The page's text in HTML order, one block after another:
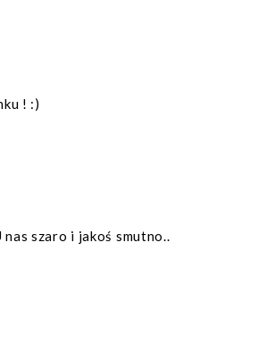
! :)
szaro i jakoś smutno..